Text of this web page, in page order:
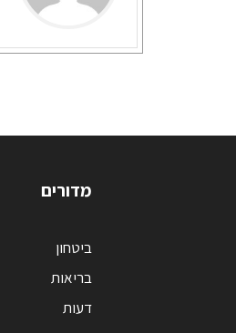
מדורים
ביטחון
בריאות
דעות